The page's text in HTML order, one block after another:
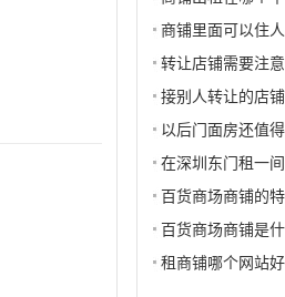
商铺里面可以住
转让店铺需要注
接别人转让的店
以后门面房还值
在深圳东门租一
百货商场商铺的
百货商场商铺是
租商铺哪个网站